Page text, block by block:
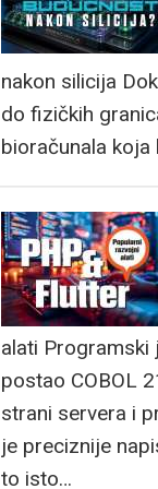
nakon silicija
do fizičkih
bioračunala koja
alati Programski
postao COBOL
strani servera i
je preciznije
to isto…